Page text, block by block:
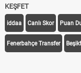
KEŞFET
iddaa Canlı Skor Puan
Fenerbahçe Transfer